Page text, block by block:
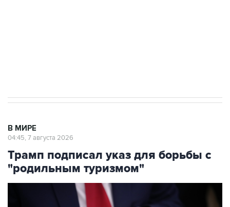
Трамп подписал указ для борьбы с
"родильным туризмом"